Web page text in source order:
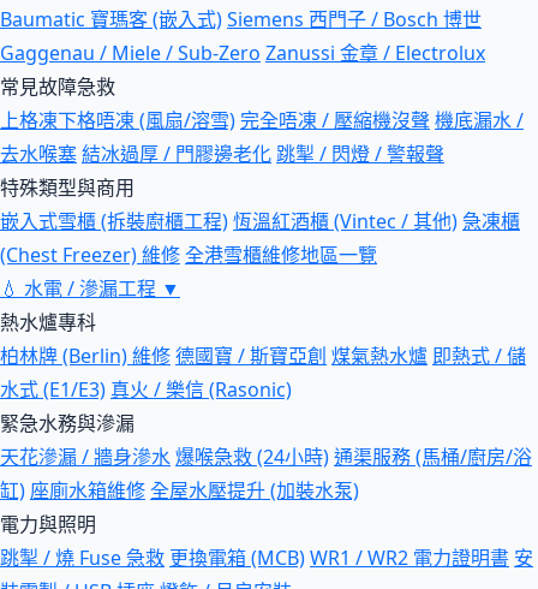
Baumatic 寶瑪客 (嵌入式)Siemens 西門子 / Bosch 博世
Gaggenau / Miele / Sub-Zero Zanussi 金章 / Electrolux
常見故障急救
上格凍下格唔凍 (風扇/溶雪)完全唔凍 / 壓縮機沒聲 機底漏水 /
去水喉塞結冰過厚 / 門膠邊老化跳掣 / 閃燈 / 警報聲
特殊類型與商用
嵌入式雪櫃 (拆裝廚櫃工程)恆溫紅酒櫃 (Vintec / 其他)急凍櫃
(Chest Freezer) 維修全港雪櫃維修地區一覽
💧 水電 / 滲漏工程 ▼
熱水爐專科
柏林牌 (Berlin) 維修德國寶 / 斯寶亞創 煤氣熱水爐 即熱式 / 儲
水式 (E1/E3) 真火 / 樂信 (Rasonic)
緊急水務與滲漏
天花滲漏 / 牆身滲水爆喉急救 (24小時)通渠服務 (馬桶/廚房/浴
缸) 座廁水箱維修全屋水壓提升 (加裝水泵)
電力與照明
跳掣 / 燒 Fuse 急救 更換電箱 (MCB)WR1 / WR2 電力證明書 安